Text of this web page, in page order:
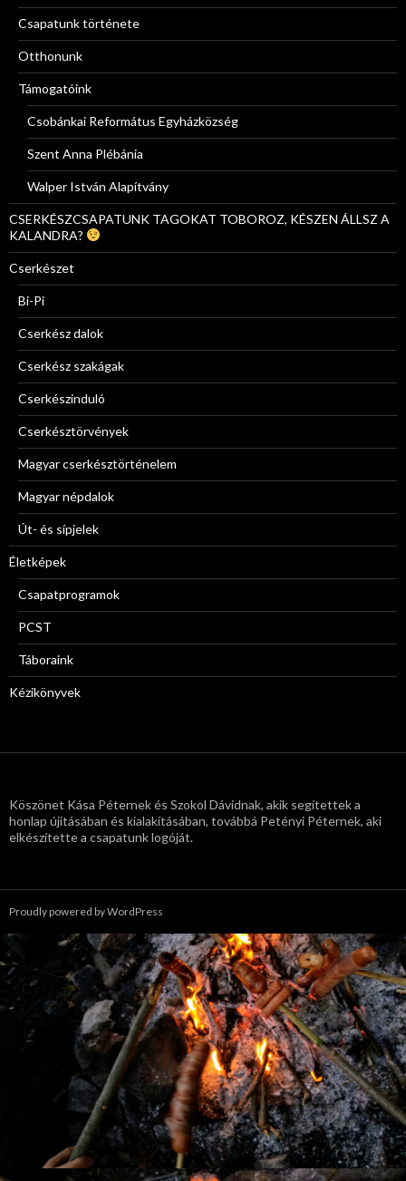
Csapatunk története
Otthonunk
Támogatóink
Csobánkai Református Egyházközség
Szent Anna Plébánia
Walper István Alapítvány
CSERKÉSZCSAPATUNK TAGOKAT TOBOROZ, KÉSZEN ÁLLSZ A
KALANDRA?
Cserkészet
Bi-Pi
Cserkész dalok
Cserkész szakágak
Cserkészinduló
Cserkésztörvények
Magyar cserkésztörténelem
Magyar népdalok
Út- és sípjelek
Életképek
Csapatprogramok
PCST
Táboraink
Kézikönyvek
Köszönet Kása Péternek és Szokol Dávidnak, akik segítettek a
honlap újításában és kialakításában, továbbá Petényi Péternek, aki
elkészítette a csapatunk logóját.
Proudly powered by WordPress